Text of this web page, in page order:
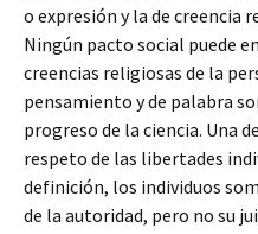
o expresión y la de creencia
Ningún pacto social puede
creencias religiosas de la
pensamiento y de palabra
progreso de la ciencia. Una
respeto de las libertades
definición, los individuos
de la autoridad, pero no su